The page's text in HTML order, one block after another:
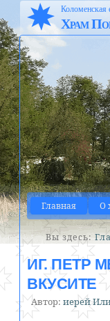
Коломенская
Храм
Главная О
Вы здесь:
ИГ. ПЕТР
ВКУСИТЕ
Автор:иерей